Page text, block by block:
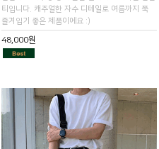
티입니다. 캐주얼한 자수 디테일로 여름까지 쭉
즐겨입기 좋은 제품이에요 :)
48,000원